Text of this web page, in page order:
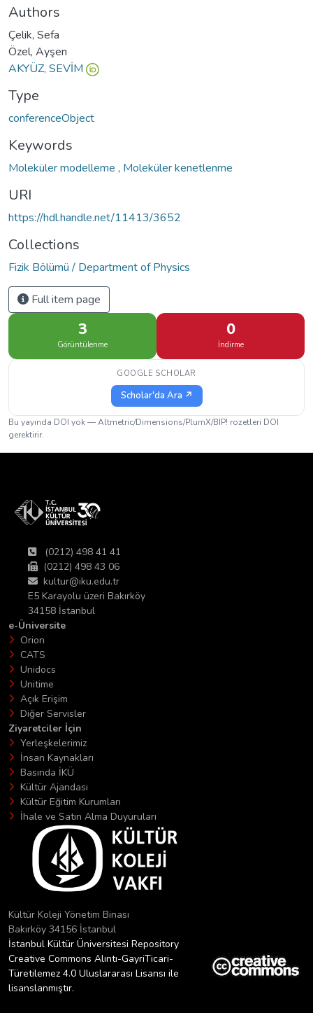
Authors
Çelik, Sefa
Özel, Ayşen
AKYÜZ, SEVİM
Type
conferenceObject
Keywords
Moleküler modelleme , Moleküler kenetlenme
URI
https://hdl.handle.net/11413/3652
Collections
Fizik Bölümü / Department of Physics
Full item page
3
Görüntülenme
0
İndirme
GOOGLE SCHOLAR
Scholar'da Ara ↗
Bu yayında DOI yok — Altmetric/Dimensions/PlumX/BIP! rozetleri DOI
gerektirir.
(0212) 498 41 41
(0212) 498 43 06
kultur@iku.edu.tr
E5 Karayolu üzeri Bakırköy
34158 İstanbul
e-Üniversite
Orion
CATS
Unidocs
Unitime
Açık Erişim
Diğer Servisler
Ziyaretciler İçin
Yerleşkelerimiz
İnsan Kaynakları
Basında İKÜ
Kültür Ajandası
Kültür Eğitim Kurumları
İhale ve Satın Alma Duyuruları
Kültür Koleji Yönetim Binası
Bakırköy 34156 İstanbul
İstanbul Kültür Üniversitesi Repository
Creative Commons Alıntı-GayriTicari-
Türetilemez 4.0 Uluslararası Lisansı ile
lisanslanmıştır.